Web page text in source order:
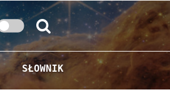
Szukaj:
Szukaj
SŁOWNIK